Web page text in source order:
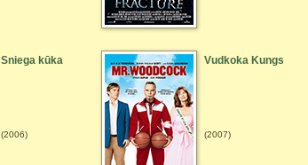
Sniega kūka
(2006)
Vudkoka Kungs
(2007)